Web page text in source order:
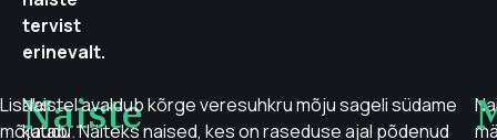
tervist
erinevalt.
Lisaks
mõjutab
Naiste
Naistel avaldub kõrge veresuhkru mõju sageli südame
kaudu. Näiteks naised, kes on raseduse ajal põdenud